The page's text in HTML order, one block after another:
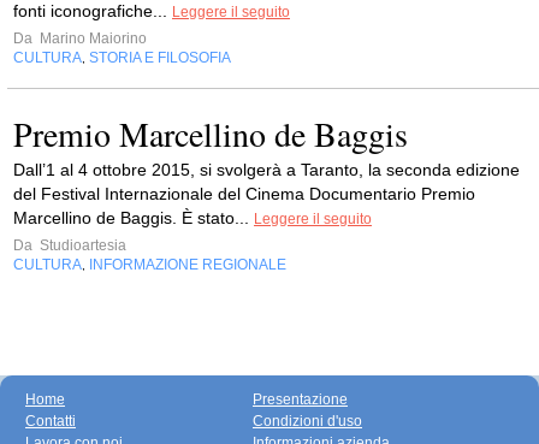
fonti iconografiche...
Leggere il seguito
Da Marino Maiorino
CULTURA STORIA E FILOSOFIA
Premio Marcellino de Baggis
Dall’1 al 4 ottobre 2015, si svolgerà a Taranto, la seconda edizione
del Festival Internazionale del Cinema Documentario Premio
Marcellino de Baggis. È stato...
Leggere il seguito
Da Studioartesia
CULTURA
INFORMAZIONE REGIONALE
Home
Contatti
Presentazione
Condizioni d'uso